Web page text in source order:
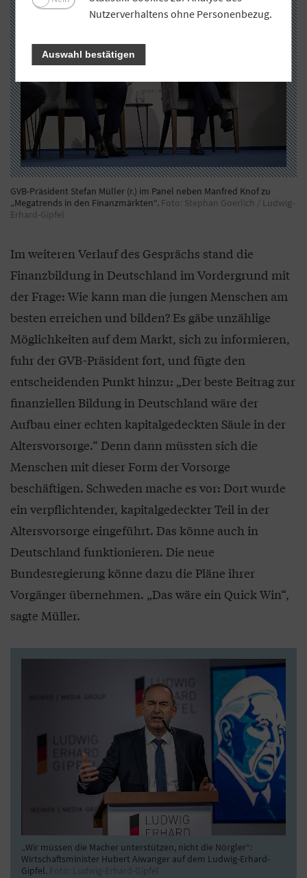
GVB-Präsident Stefan Müller (r.) im Panel neben Manfred Knof zu
„Megatrends in den Finanzmärkten“. Foto: Stephan Goerlich / Ludwig-
Erhard-Gipfel
Im weiteren Verlauf des Gesprächs stand die
Finanzbildung in Deutschland im Vordergrund mit
der Frage: Wie kann man die jungen Menschen am
besten erreichen und bilden? Es gäbe unzählige
Möglichkeiten auf dem Markt, sich zu informieren,
fuhr der GVB-Präsident fort, und fügte den
entscheidenden Punkt hinzu: „Der beste Beitrag zur
finanziellen Bildung in Deutschland wäre der
Aufbau einer echten kapitalgedeckten Säule in der
Altersvorsorge.“ Denn dann müssten sich die
Menschen mit dieser Form der Vorsorge
beschäftigen. Schweden mache es vor: Dort wurde
ein verpflichtender, kapitalgedeckter Teil in der
Altersvorsorge eingeführt. Das könne auch in
Deutschland funktionieren. Die neue
Bundesregierung könne dazu die Pläne ihrer
Vorgänger übernehmen. „Das wäre ein Quick Win“,
sagte Müller.
„Wir müssen die Macher unterstützen, nicht die Nörgler“:
Wirtschaftsminister Hubert Aiwanger auf dem Ludwig-Erhard-
Gipfel. Foto: Ludwig-Erhard-Gipfel
Nutzerverhaltens ohne Personenbezug.
Auswahl bestätigen